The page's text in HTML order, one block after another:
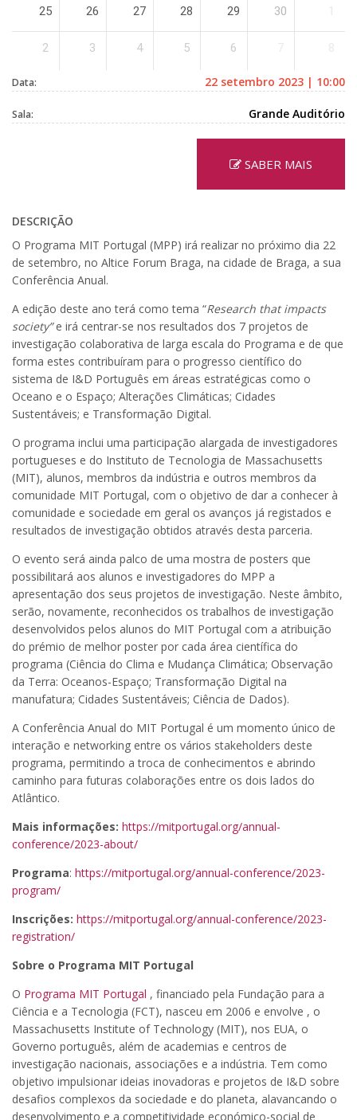
25 26 27 28 29 30
2 3 4 5 6
Data: 22 setembro 2023 | 10:00
Sala: Grande Auditório
SABER MAIS
DESCRIÇÃO
O Programa MIT Portugal (MPP) irá realizar no próximo dia 22
de setembro, no Altice Forum Braga, na cidade de Braga, a sua
Conferência Anual.
A edição deste ano terá como tema “Research that impacts
society”e irá centrar-se nos resultados dos 7 projetos de
investigação colaborativa de larga escala do Programa e de que
forma estes contribuíram para o progresso científico do
sistema de I&D Português em áreas estratégicas como o
Oceano e o Espaço; Alterações Climáticas; Cidades
Sustentáveis; e Transformação Digital.
O programa inclui uma participação alargada de investigadores
portugueses e do Instituto de Tecnologia de Massachusetts
(MIT), alunos, membros da indústria e outros membros da
comunidade MIT Portugal, com o objetivo de dar a conhecer à
comunidade e sociedade em geral os avanços já registados e
resultados de investigação obtidos através desta parceria.
O evento será ainda palco de uma mostra de posters que
possibilitará aos alunos e investigadores do MPP a
apresentação dos seus projetos de investigação. Neste âmbito,
serão, novamente, reconhecidos os trabalhos de investigação
desenvolvidos pelos alunos do MIT Portugal com a atribuição
do prémio de melhor poster por cada área científica do
programa (Ciência do Clima e Mudança Climática; Observação
da Terra: Oceanos-Espaço; Transformação Digital na
manufatura; Cidades Sustentáveis; Ciência de Dados).
A Conferência Anual do MIT Portugal é um momento único de
interação e networking entre os vários stakeholders deste
programa, permitindo a troca de conhecimentos e abrindo
caminho para futuras colaborações entre os dois lados do
Atlântico.
Mais informações: https://mitportugal.org/annual-
conference/2023-about/
Programa: https://mitportugal.org/annual-conference/2023-
program/
Inscrições: https://mitportugal.org/annual-conference/2023-
registration/
Sobre o Programa MIT Portugal
O Programa MIT Portugal , financiado pela Fundação para a
Ciência e a Tecnologia (FCT), nasceu em 2006 e envolve , o
Massachusetts Institute of Technology (MIT), nos EUA, o
Governo português, além de academias e centros de
investigação nacionais, associações e a indústria. Tem como
objetivo impulsionar ideias inovadoras e projetos de I&D sobre
desafios complexos da sociedade e do planeta, alavancando o
desenvolvimento e a competitividade económico-social de